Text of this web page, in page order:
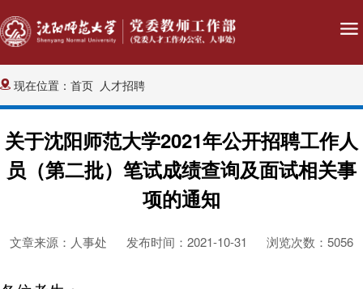
现在位置： 首页 人才招聘
关于沈阳师范大学2021年公开招聘工作人
员（第二批）笔试成绩查询及面试相关事
项的通知
文章来源：人事处 发布时间：2021-10-31 浏览次数： 5056